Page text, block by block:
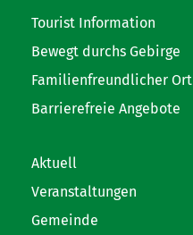
Tourist Information
Bewegt durchs Gebirge
Familienfreundlicher Ort
Barrierefreie Angebote
Aktuell
Veranstaltungen
Gemeinde